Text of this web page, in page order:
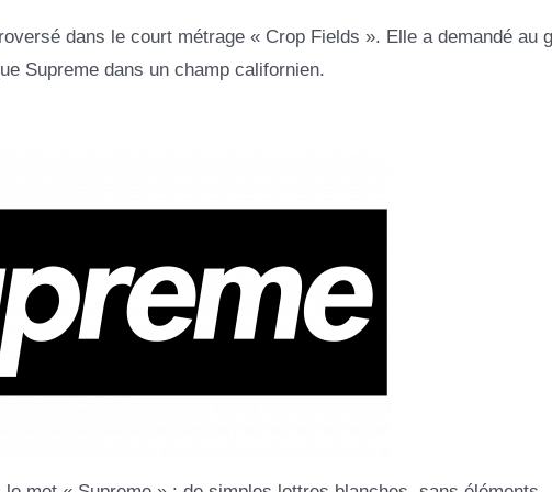
dans le court métrage « Crop Fields ». Elle a demandé au
Supreme dans un champ californien.